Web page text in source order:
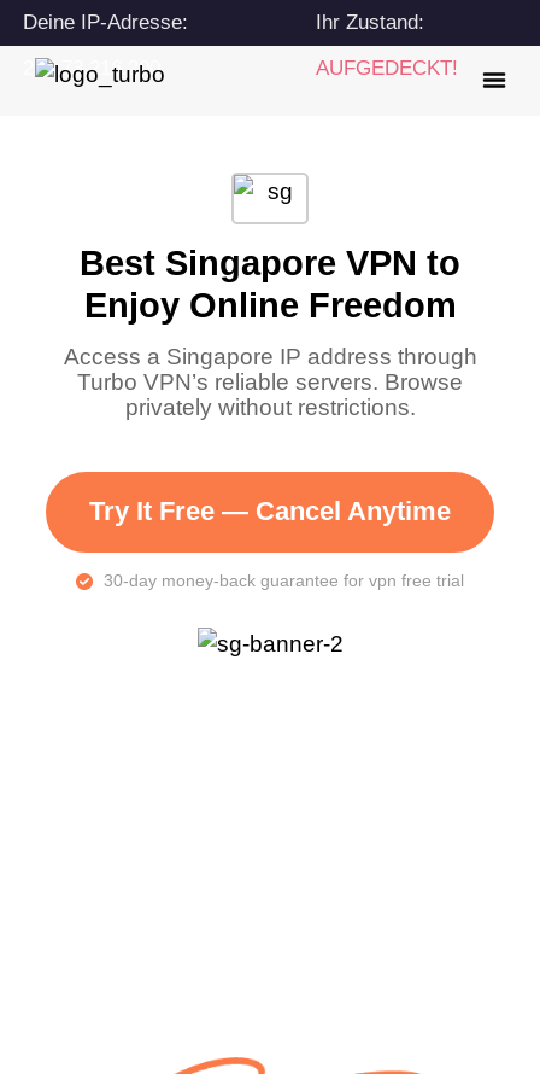
Deine IP-Adresse:
216.73.216.200
Ihr Zustand:
AUFGEDECKT!
Best Singapore VPN to
Enjoy Online Freedom
Access a Singapore IP address through
Turbo VPN’s reliable servers. Browse
privately without restrictions.
Try It Free — Cancel Anytime
30-day money-back guarantee for vpn free trial